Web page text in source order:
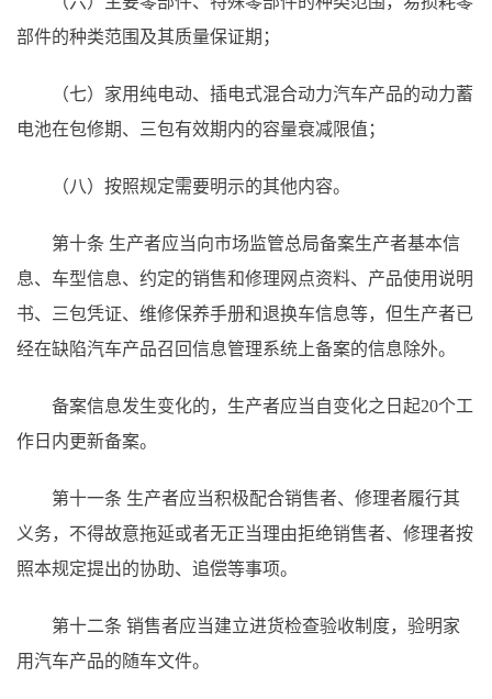
部件的种类范围及其质量保证期；
（七）家用纯电动、插电式混合动力汽车产品的动力蓄
电池在包修期、三包有效期内的容量衰减限值；
（八）按照规定需要明示的其他内容。
第十条 生产者应当向市场监管总局备案生产者基本信
息、车型信息、约定的销售和修理网点资料、产品使用说明
书、三包凭证、维修保养手册和退换车信息等，但生产者已
经在缺陷汽车产品召回信息管理系统上备案的信息除外。
备案信息发生变化的，生产者应当自变化之日起20个工
作日内更新备案。
第十一条 生产者应当积极配合销售者、修理者履行其
义务，不得故意拖延或者无正当理由拒绝销售者、修理者按
照本规定提出的协助、追偿等事项。
第十二条 销售者应当建立进货检查验收制度，验明家
用汽车产品的随车文件。